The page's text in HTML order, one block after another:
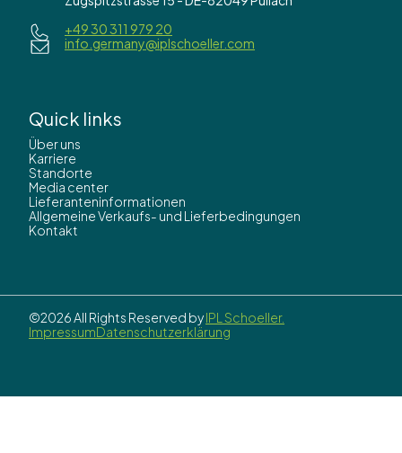
+49 30 311 979 20
info.germany@iplschoeller.com
Quick links
Über uns
Karriere
Standorte
Media center
Lieferanteninformationen
Allgemeine Verkaufs- und Lieferbedingungen
Kontakt
©2026 All Rights Reserved byIPL Schoeller.
ImpressumDatenschutzerklärung